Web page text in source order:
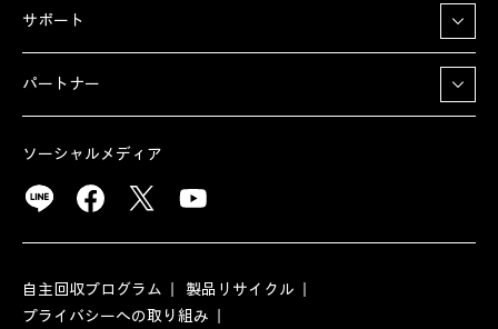
サポート
パートナー
ソーシャルメディア
自主回収プログラム
製品リサイクル
プライバシーへの取り組み